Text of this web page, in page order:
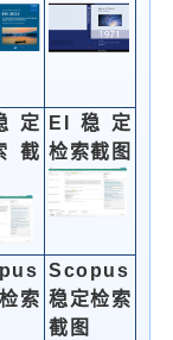
定
截
EI稳定
检索截图
索
Scopus
稳定检索
截图